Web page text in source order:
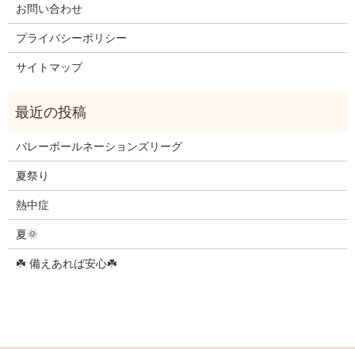
お問い合わせ
プライバシーポリシー
サイトマップ
バレーボールネーションズリーグ
夏祭り
熱中症
夏🌞
☘️ 備えあれば安心☘️